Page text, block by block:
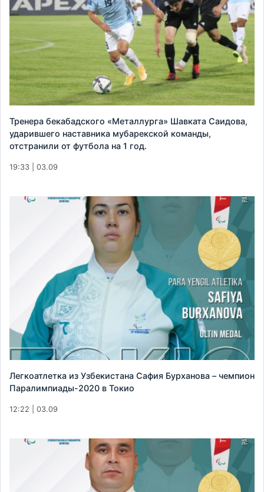
Тренера бекабадского «Металлурга» Шавката Саидова,
ударившего наставника мубарекской команды,
отстранили от футбола на 1 год.
19:33 | 03.09
Легкоатлетка из Узбекистана Сафия Бурханова – чемпион
Паралимпиады-2020 в Токио
12:22 | 03.09